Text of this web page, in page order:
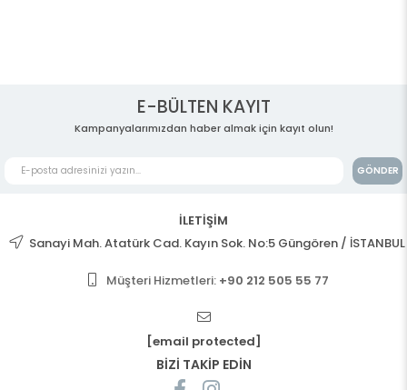
E-BÜLTEN KAYIT
Kampanyalarımızdan haber almak için kayıt olun!
GÖNDER
İLETİŞİM
Sanayi Mah. Atatürk Cad. Kayın Sok. No:5 Güngören / İSTANBUL
Müşteri Hizmetleri: +90 212 505 55 77
[email protected]
BİZİ TAKİP EDİN